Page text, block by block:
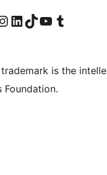
account bezoeken
onze Instagram account
Bezoek onze LinkedIn account
Bezoek onze TikTok account
Bezoek ons YouTube kanaalBezoek onze Tumblr account
trademark is the
Foundation.